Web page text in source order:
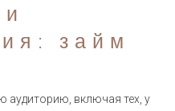
займ
аудиторию, включая тех, у